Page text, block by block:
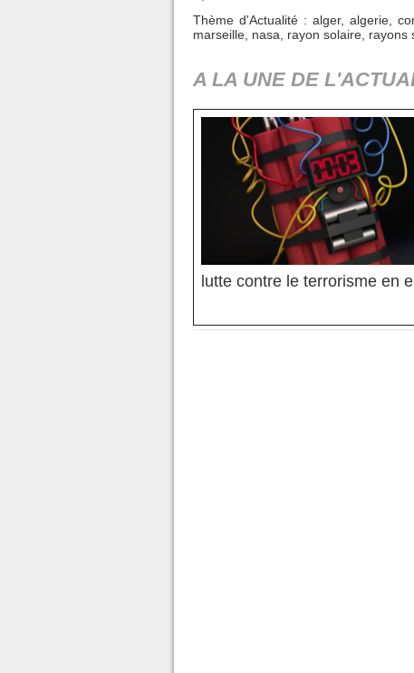
Thème d'Actualité :alger,algerie ,
marseille nasa rayon solaire rayons
A LA UNE DE
lutte contre le terrorisme en